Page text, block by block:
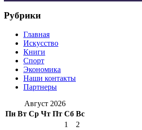
Рубрики
Главная
Искусство
Книги
Спорт
Экономика
Наши контакты
Партнеры
Август 2026
Пн Вт Ср Чт Пт Сб Вс
1
2